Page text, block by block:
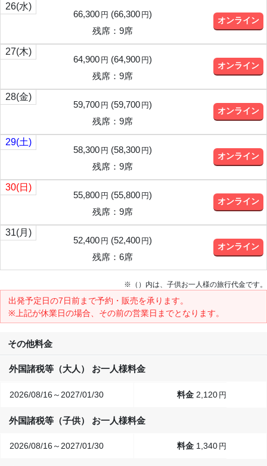
26(水)
66,300 円 (66,300 円)
残席：9席
オンライン
27(木)
64,900 円 (64,900 円)
残席：9席
オンライン
28(金)
59,700 円 (59,700 円)
残席：9席
オンライン
29(土)
58,300 円 (58,300 円)
残席：9席
オンライン
30(日)
55,800 円 (55,800 円)
残席：9席
オンライン
31(月)
52,400 円 (52,400 円)
残席：6席
オンライン
※（）内は、子供お一人様の旅行代金です。
出発予定日の7日前まで予約・販売を承ります。
※上記が休業日の場合、その前の営業日までとなります。
その他料金
外国諸税等（大人） お一人様料金
2026/08/16～2027/01/30 2,120 円
外国諸税等（子供） お一人様料金
2026/08/16～2027/01/30 1,340 円